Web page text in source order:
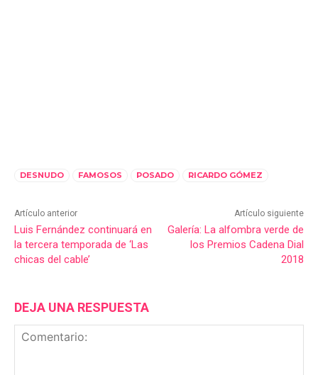
DESNUDO FAMOSOS POSADO RICARDO GÓMEZ
Artículo anterior
Luis Fernández continuará en
la tercera temporada de ‘Las
chicas del cable’
Artículo siguiente
Galería: La alfombra verde de
los Premios Cadena Dial
2018
DEJA UNA RESPUESTA